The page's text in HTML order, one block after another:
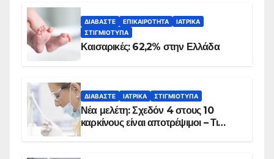
ΔΙΑΒΆΣΤΕ ΕΠΙΚΑΙΡΌΤΗΤΑ
ΙΑΤΡΙΚΆ
ΣΤΙΓΜΙΌΤΥΠΑ
Καισαρικές: 62,2% στην Ελλάδα
ΔΙΑΒΆΣΤΕ ΙΑΤΡΙΚΆ ΣΤΙΓΜΙΌΤΥΠΑ
Νέα μελέτη: Σχεδόν 4 στους 10
καρκίνους είναι αποτρέψιμοι – Τι